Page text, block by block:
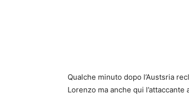
Qualche minuto dopo l’Austsria
Lorenzo ma anche qui